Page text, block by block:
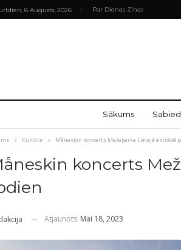
6 Augusts, 2026 Par Dienas Ziņas
Sākums
Kultūra Måneskin koncerts Mežaparka Lielajā estrādē
koncerts
Atjaunots Mai 18, 2023